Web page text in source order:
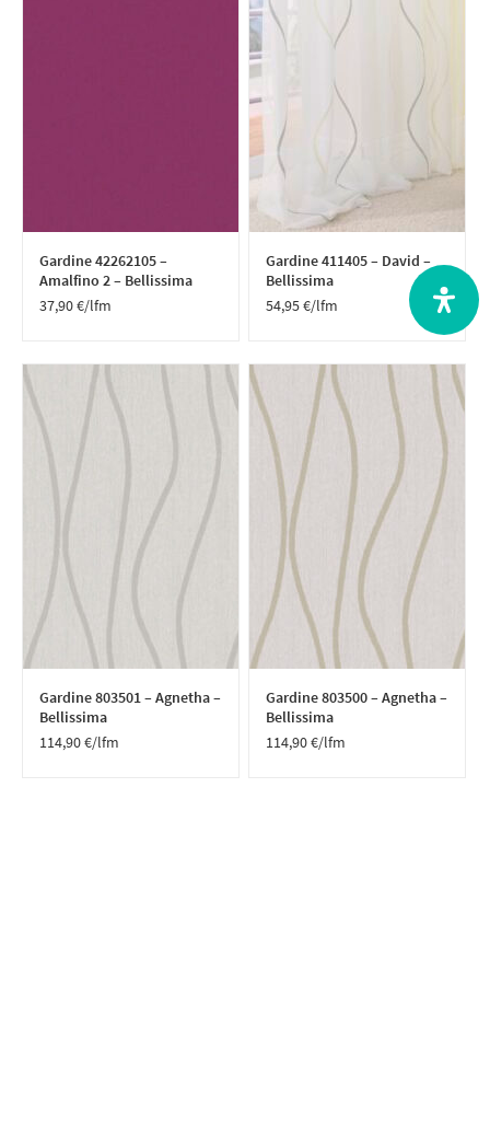
Gardine 42262105 –
Amalfino 2 – Bellissima
37,90€/lfm
Gardine 411405 – David –
Bellissima
54,95€/lfm
Gardine 803501 – Agnetha –
Bellissima
114,90€/lfm
Gardine 803500 – Agnetha –
Bellissima
114,90€/lfm